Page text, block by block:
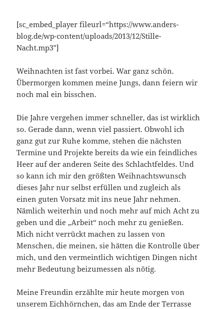
[sc_embed_player fileurl=“https://www.anders-
blog.de/wp-content/uploads/2013/12/Stille-
Nacht.mp3″]
Weihnachten ist fast vorbei. War ganz schön.
Übermorgen kommen meine Jungs, dann feiern wir
noch mal ein bisschen.
Die Jahre vergehen immer schneller, das ist wirklich
so. Gerade dann, wenn viel passiert. Obwohl ich
ganz gut zur Ruhe komme, stehen die nächsten
Termine und Projekte bereits da wie ein feindliches
Heer auf der anderen Seite des Schlachtfeldes. Und
so kann ich mir den größten Weihnachtswunsch
dieses Jahr nur selbst erfüllen und zugleich als
einen guten Vorsatz mit ins neue Jahr nehmen.
Nämlich weiterhin und noch mehr auf mich Acht zu
geben und die „Arbeit“ noch mehr zu genießen.
Mich nicht verrückt machen zu lassen von
Menschen, die meinen, sie hätten die Kontrolle über
mich, und den vermeintlich wichtigen Dingen nicht
mehr Bedeutung beizumessen als nötig.
Meine Freundin erzählte mir heute morgen von
unserem Eichhörnchen, das am Ende der Terrasse